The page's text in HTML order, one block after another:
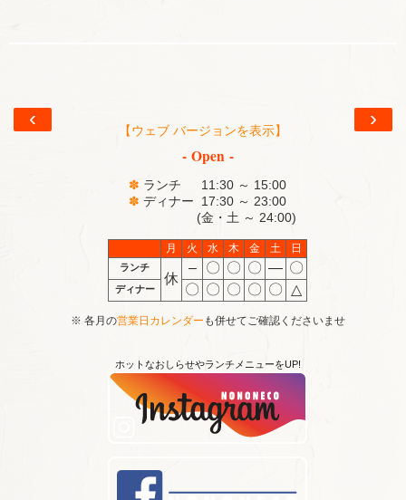
‹ ›
【ウェブ バージョンを表示】
- Open -
✽ ランチ 11:30 ～ 15:00
✽ ディナー 17:30 ～ 23:00
(金・土 ～ 24:00)
月 火 水 木 金 土 日
ランチ
休
– 〇 〇 〇 ― 〇
ディナー 〇 〇 〇 〇 〇 △
※ 各月の営業日カレンダー も併せてご確認くださいませ
ホットなおしらせやランチメニューをUP!